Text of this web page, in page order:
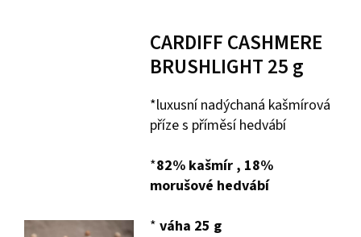
CARDIFF CASHMERE
BRUSHLIGHT 25 g
*luxusní nadýchaná kašmírová
příze s příměsí hedvábí
*82% kašmír , 18%
morušové hedvábí
* váha 25 g